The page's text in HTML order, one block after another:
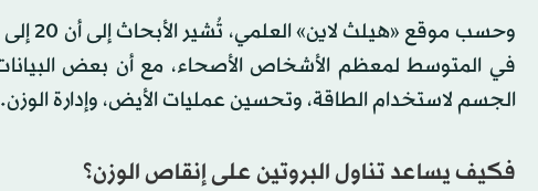
الجسم لاستخدام الطاقة، وتحسين عمليات الأيض، وإدارة الوزن.
فكيف يساعد تناول البروتين على إنقاص الوزن؟